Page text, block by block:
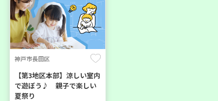
神戸市長田区
【第3地区本部】涼しい室内
で遊ぼう♪ 親子で楽しい
夏祭り